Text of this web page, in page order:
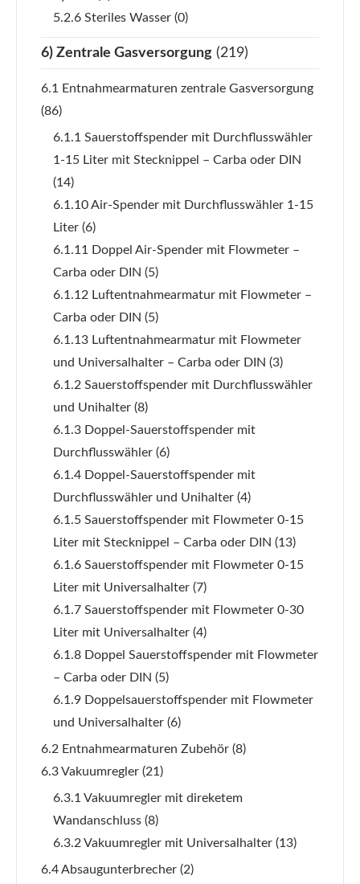
5.2.6 Steriles Wasser (0)
6) Zentrale Gasversorgung (219)
6.1 Entnahmearmaturen zentrale Gasversorgung
(86)
6.1.1 Sauerstoffspender mit Durchflusswähler
1-15 Liter mit Stecknippel – Carba oder DIN
(14)
6.1.10 Air-Spender mit Durchflusswähler 1-15
Liter (6)
6.1.11 Doppel Air-Spender mit Flowmeter –
Carba oder DIN (5)
6.1.12 Luftentnahmearmatur mit Flowmeter –
Carba oder DIN (5)
6.1.13 Luftentnahmearmatur mit Flowmeter
und Universalhalter – Carba oder DIN (3)
6.1.2 Sauerstoffspender mit Durchflusswähler
und Unihalter (8)
6.1.3 Doppel-Sauerstoffspender mit
Durchflusswähler (6)
6.1.4 Doppel-Sauerstoffspender mit
Durchflusswähler und Unihalter (4)
6.1.5 Sauerstoffspender mit Flowmeter 0-15
Liter mit Stecknippel – Carba oder DIN (13)
6.1.6 Sauerstoffspender mit Flowmeter 0-15
Liter mit Universalhalter (7)
6.1.7 Sauerstoffspender mit Flowmeter 0-30
Liter mit Universalhalter (4)
6.1.8 Doppel Sauerstoffspender mit Flowmeter
– Carba oder DIN (5)
6.1.9 Doppelsauerstoffspender mit Flowmeter
und Universalhalter (6)
6.2 Entnahmearmaturen Zubehör (8)
6.3 Vakuumregler (21)
6.3.1 Vakuumregler mit direketem
Wandanschluss (8)
6.3.2 Vakuumregler mit Universalhalter (13)
6.4 Absaugunterbrecher (2)